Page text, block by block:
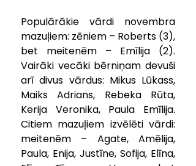
Populārākie vārdi novembra
mazuļiem: zēniem – Roberts (3),
bet meitenēm – Emīlija (2).
Vairāki vecāki bērniņam devuši
arī divus vārdus: Mikus Lūkass,
Maiks Adrians, Rebeka Rūta,
Kerija Veronika, Paula Emīlija.
Citiem mazuļiem izvēlēti vārdi:
meitenēm – Agate, Amēlija,
Paula, Enija, Justīne, Sofija, Elīna,